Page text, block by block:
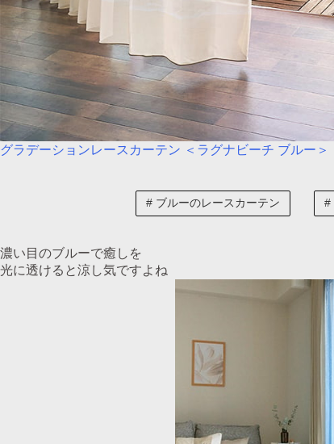
グラデーションレースカーテン ＜ラグナビーチ ブルー＞
ブルーのレースカーテン
濃い目のブルーで癒しを
光に透けると涼し気ですよね